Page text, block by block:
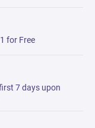
for Free
7 days upon